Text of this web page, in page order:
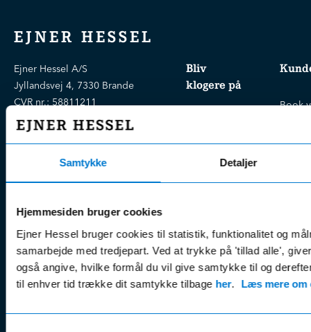
Samtykke Detaljer
Hjemmesiden bruger cookies
Ejner Hessel bruger cookies til statistik, funktionalitet og
samarbejde med tredjepart. Ved at trykke på 'tillad alle',
også angive, hvilke formål du vil give samtykke til og
til enhver tid trække dit samtykke tilbage her. Læs mere om
EJNER HESSEL
Ejner Hessel A/S
Jyllandsvej 4, 7330 Brande
CVR nr.: 58811211
Tlf. nr.:7211 5001
E-mail:
Åbningstider
Weekend:
Sikker betaling
Bliv
klogere på
Nye biler
Fordels- &
serviceaftaler
Kampagner
& nyheder
Leasing &
finansiering
Tilmeld dig
Book
Find